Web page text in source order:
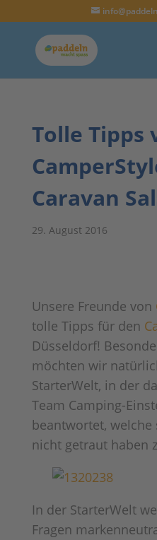
Tolle Tipps
Caravan
29. August 2016
Unsere Freunde von
tolle Tipps für den
Düsseldorf!
möchten wir
StarterWelt, in der
Team Camping-
beantwortet,
nicht getraut haben
In der StarterWelt
Fragen